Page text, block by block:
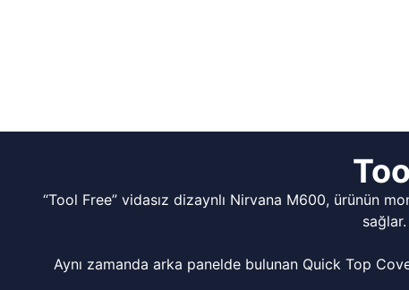
“Tool Free” vidasız dizaynlı Nirvana M600, ürünün
Aynı zamanda arka panelde bulunan Quick Top